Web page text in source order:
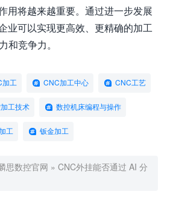
用将越来越重要。通过进一步发展
业可以实现更高效、更精确的加工
和竞争力。
加工 CNC加工中心 CNC工艺
工技术 数控机床编程与操作
工 钣金加工
思数控官网 » CNC外挂能否通过 AI 分